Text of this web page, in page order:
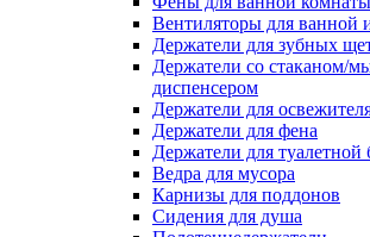
Вентиляторы для ванной
Держатели для зубных
Держатели со стаканом/
диспенсером
Держатели для
Держатели для фена
Держатели для туалетной
Ведра для мусора
Карнизы для поддонов
Сидения для душа